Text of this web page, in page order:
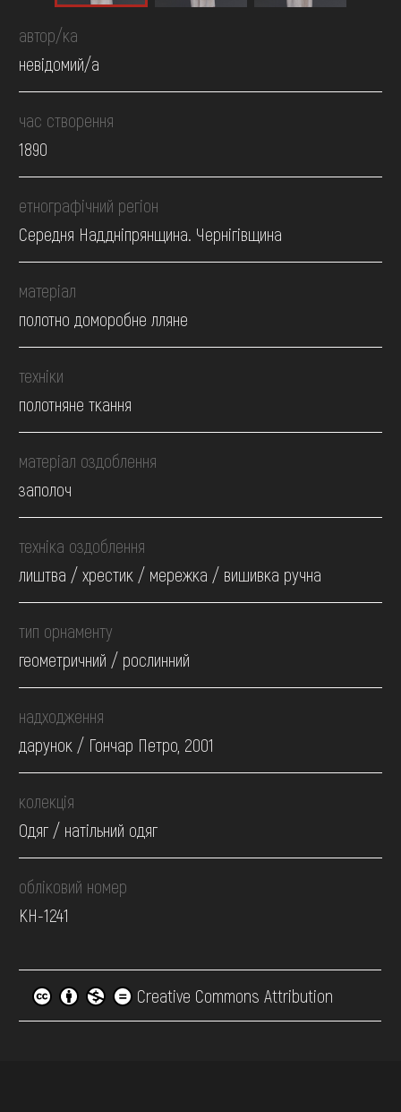
автор/ка
невідомий/а
час створення
1890
етнографічний регіон
Середня Наддніпрянщина. Чернігівщина
матеріал
полотно доморобне лляне
техніки
полотняне ткання
матеріал оздоблення
заполоч
техніка оздоблення
лиштва / хрестик / мережка / вишивка ручна
тип орнаменту
геометричний / рослинний
надходження
дарунок / Гончар Петро, 2001
колекція
Одяг / натільний одяг
обліковий номер
КН-1241
Creative Commons Attribution